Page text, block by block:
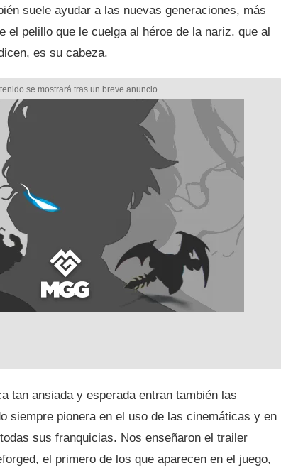
suele ayudar a las nuevas generaciones, más
el pelillo que le cuelga al héroe de la nariz. que al
es su cabeza.
tan ansiada y esperada entran también las
siempre pionera en el uso de las cinemáticas y en
sus franquicias. Nos enseñaron el trailer
el primero de los que aparecen en el juego,